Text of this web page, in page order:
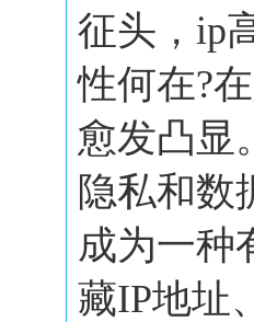
征头，ip
性何在?
愈发凸显
隐私和数
成为一种
藏IP地址